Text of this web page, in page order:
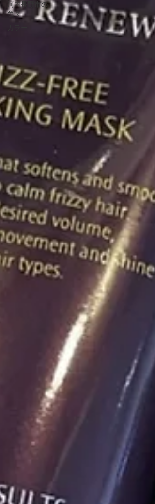
河内長野市の
色々